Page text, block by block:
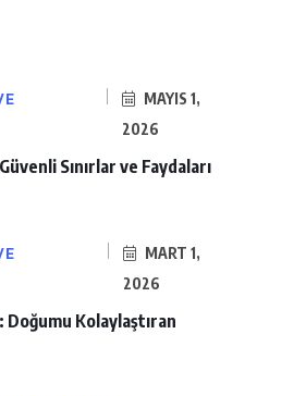
MAYIS 1,
2026
Sınırlar ve Faydaları
MART 1,
2026
Kolaylaştıran